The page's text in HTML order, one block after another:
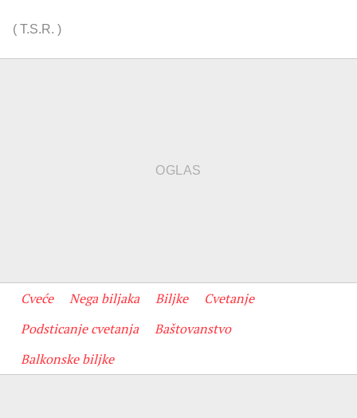
( T.S.R. )
Cveće Nega biljaka Biljke
Cvetanje
Podsticanje cvetanja
Baštovanstvo
Balkonske biljke